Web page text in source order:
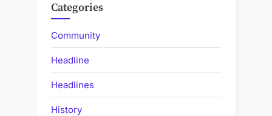
Categories
Community
Headline
Headlines
History